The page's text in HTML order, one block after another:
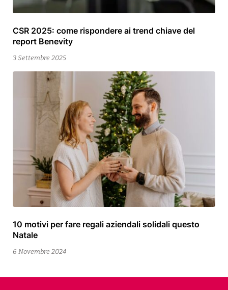
CSR 2025: come rispondere ai trend chiave del
report Benevity
3 Settembre 2025
3
Settembre
2025
10 motivi per fare regali aziendali solidali questo
Natale
6 Novembre 2024
13
Dicembre
2025